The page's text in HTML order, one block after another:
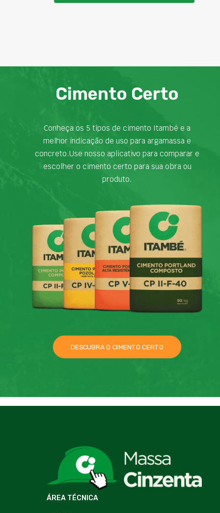
Cimento Certo
Conheça os 5 tipos de cimento Itambé e a
melhor indicação de uso para argamassa e
concreto.Use nosso aplicativo para comparar e
escolher o cimento certo para sua obra ou
produto.
DESCUBRA O CIMENTO CERTO
ÁREA TÉCNICA